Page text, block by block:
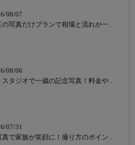
08/07
七五三の写真だけプランで相場と流れが一目でわかる！後悔しない選び方ガイド
08/06
フォトスタジオで一歳の記念写真！料金や衣装・予約で失敗しない比較術
07/31
入学写真で家族が笑顔に！撮り方のポイントと時期を攻略